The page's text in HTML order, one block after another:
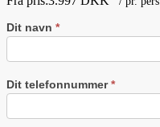
Få
et
rejsen
Dit navn *
Dit telefonnummer*